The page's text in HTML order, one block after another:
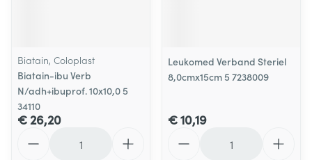
Biatain, Coloplast
Biatain-ibu Verb
N/adh+ibuprof. 10x10,0 5
34110
€ 26,20
Leukomed Verband Steriel
8,0cmx15cm 5 7238009
€ 10,19